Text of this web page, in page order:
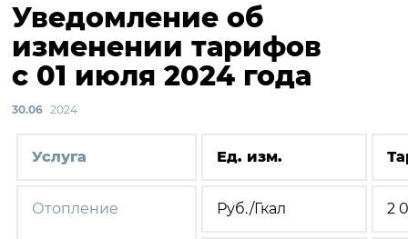
Уведомление об
изменении тарифов
с 01 июля 2024 года
30.06 2024
Услуга Ед. изм.
Отопление Руб./Гкал 2